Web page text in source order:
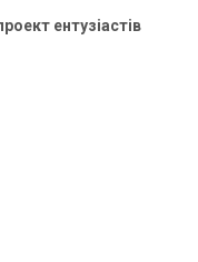
ентузіастів